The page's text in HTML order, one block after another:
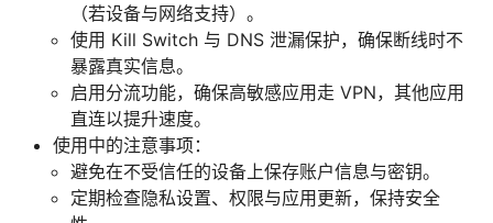
（若设备与网络支持）。
使用 Kill Switch 与 DNS 泄漏保护，确保断线时不
暴露真实信息。
启用分流功能，确保高敏感应用走 VPN，其他应用
直连以提升速度。
使用中的注意事项：
避免在不受信任的设备上保存账户信息与密钥。
定期检查隐私设置、权限与应用更新，保持安全